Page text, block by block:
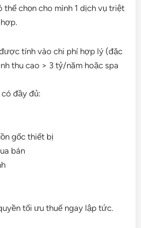
thể chọn cho mình 1 dịch vụ triệt
tính vào chi phí hợp lý (đặc
thu cao > 3 tỷ/năm hoặc spa
đầy đủ:
gốc thiết bị
bán
tối ưu thuế ngay lập tức.